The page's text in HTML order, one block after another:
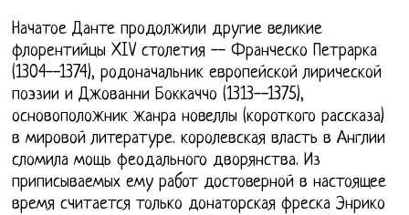
Начатое Данте продолжили другие великие
флорентийцы XIV столетия -- Франческо Петрарка
(1304--1374), родоначальник европейской лирической
поэзии и Джованни Боккаччо (1313--1375),
основоположник жанра новеллы (короткого рассказа)
в мировой литературе. королевская власть в Англии
сломила мощь феодального дворянства. Из
приписываемых ему работ достоверной в настоящее
время считается только донаторская фреска Энрико